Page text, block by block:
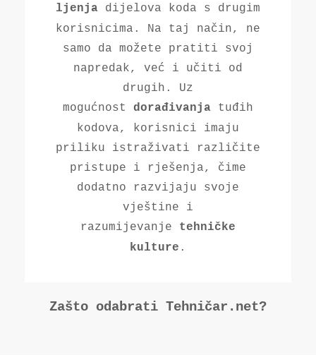
ljenja dijelova koda s drugim
korisnicima. Na taj način, ne
samo da možete pratiti svoj
napredak, već i učiti od
drugih. Uz
mogućnost dorađivanja tuđih
kodova, korisnici imaju
priliku istraživati različite
pristupe i rješenja, čime
dodatno razvijaju svoje
vještine i
razumijevanje tehničke
kulture .
Zašto odabrati Tehničar.net?